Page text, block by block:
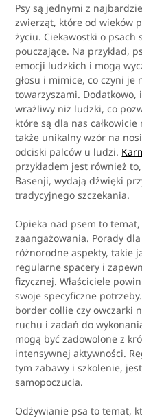
Psy są jednymi z
zwierząt, które od wieków
życiu. Ciekawostki o psach
pouczające. Na przykład,
emocji ludzkich i mogą
głosu i mimice, co czyni je
towarzyszami.
wrażliwy niż ludzki, co
które są dla nas
także unikalny wzór na
odciski palców u ludzi.
przykładem jest również
Basenji, wydają dźwięki
tradycyjnego szczekania.
Opieka nad psem to
zaangażowania. Porady
różnorodne aspekty, takie
regularne spacery i
fizycznej. Właściciele
swoje specyficzne
border collie czy owczarki
ruchu i zadań do
mogą być zadowolone z
intensywnej aktywności.
tym zabawy i szkolenie,
samopoczucia.
Odżywianie psa to temat,